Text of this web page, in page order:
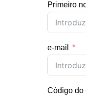
Primeiro
e-mail
Código do